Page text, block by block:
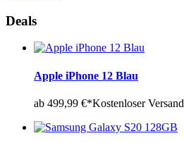
Deals
Apple iPhone 12 Blau
ab 499,99 €*Kostenloser Versand